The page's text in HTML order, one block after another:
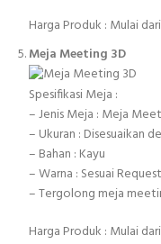
Harga Produk : Mulai
Meja Meeting 3D
Spesifikasi Meja :
– Jenis Meja : Meja
– Ukuran : Disesuaikan
– Bahan : Kayu
– Warna : Sesuai Request
– Tergolong meja
Harga Produk : Mulai